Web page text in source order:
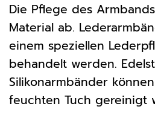
Die Pflege des
Material ab.
einem speziellen
behandelt werden.
Silikonarmbänder
feuchten Tuch gereinigt